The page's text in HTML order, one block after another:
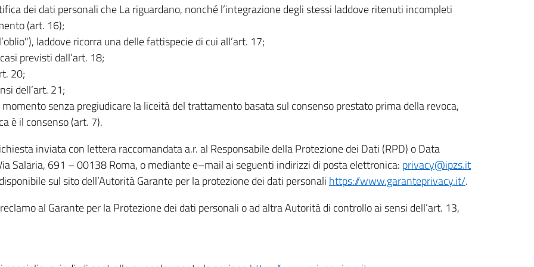
dei dati personali che La riguardano, nonché l’integrazione degli stessi laddove ritenuti incompleti
(art. 16);
laddove ricorra una delle fattispecie di cui all’art. 17;
previsti dall’art. 18;
20;
dell’art. 21;
senza pregiudicare la liceità del trattamento basata sul consenso prestato prima della revoca,
è il consenso (art. 7).
inviata con lettera raccomandata a.r. al Responsabile della Protezione dei Dati (RPD) o Data
Salaria, 691 – 00138 Roma, o mediante e–mail ai seguenti indirizzi di posta elettronica: privacy@ipzs.it
sul sito dell’Autorità Garante per la protezione dei dati personali https://www.garanteprivacy.it/.
al Garante per la Protezione dei dati personali o ad altra Autorità di controllo ai sensi dell’art. 13,